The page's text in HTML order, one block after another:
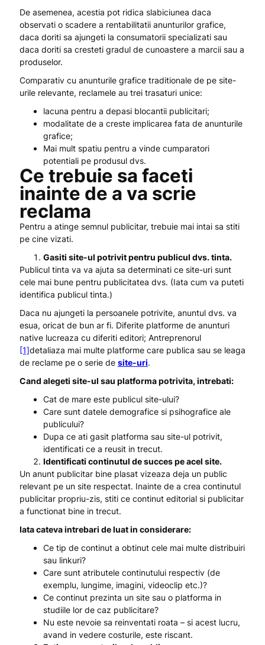
De asemenea, acestia pot ridica slabiciunea daca
observati o scadere a rentabilitatii anunturilor grafice,
daca doriti sa ajungeti la consumatorii specializati sau
daca doriti sa cresteti gradul de cunoastere a marcii sau a
produselor.
Comparativ cu anunturile grafice traditionale de pe site-
urile relevante, reclamele au trei trasaturi unice:
lacuna pentru a depasi blocantii publicitari;
modalitate de a creste implicarea fata de anunturile
grafice;
Mai mult spatiu pentru a vinde cumparatori
potentiali pe produsul dvs.
Ce trebuie sa faceti
inainte de a va scrie
reclama
Pentru a atinge semnul publicitar, trebuie mai intai sa stiti
pe cine vizati.
Gasiti site-ul potrivit pentru publicul dvs. tinta.
Publicul tinta va va ajuta sa determinati ce site-uri sunt
cele mai bune pentru publicitatea dvs. (Iata cum va puteti
identifica publicul tinta.)
Daca nu ajungeti la persoanele potrivite, anuntul dvs. va
esua, oricat de bun ar fi. Diferite platforme de anunturi
native lucreaza cu diferiti editori; Antreprenorul
[1]detaliaza mai multe platforme care publica sau se leaga
de reclame pe o serie de site-uri.
Cand alegeti site-ul sau platforma potrivita, intrebati:
Cat de mare este publicul site-ului?
Care sunt datele demografice si psihografice ale
publicului?
Dupa ce ati gasit platforma sau site-ul potrivit,
identificati ce a reusit in trecut.
Identificati continutul de succes pe acel site.
Un anunt publicitar bine plasat vizeaza deja un public
relevant pe un site respectat. Inainte de a crea continutul
publicitar propriu-zis, stiti ce continut editorial si publicitar
a functionat bine in trecut.
Iata cateva intrebari de luat in considerare:
Ce tip de continut a obtinut cele mai multe distribuiri
sau linkuri?
Care sunt atributele continutului respectiv (de
exemplu, lungime, imagini, videoclip etc.)?
Ce continut prezinta un site sau o platforma in
studiile lor de caz publicitare?
Nu este nevoie sa reinventati roata – si acest lucru,
avand in vedere costurile, este riscant.